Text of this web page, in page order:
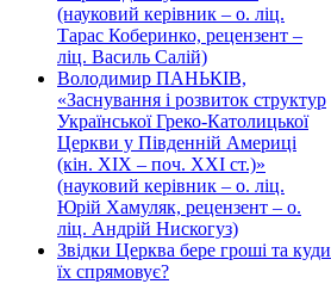
(науковий керівник – о. ліц.
Тарас Коберинко, рецензент –
ліц. Василь Салій)
Володимир ПАНЬКІВ,
«Заснування і розвиток структур
Української Греко-Католицької
Церкви у Південній Америці
(кін. ХІХ – поч. ХХІ ст.)»
(науковий керівник – о. ліц.
Юрій Хамуляк, рецензент – о.
ліц. Андрій Нискогуз)
Звідки Церква бере гроші та куди
їх спрямовує?